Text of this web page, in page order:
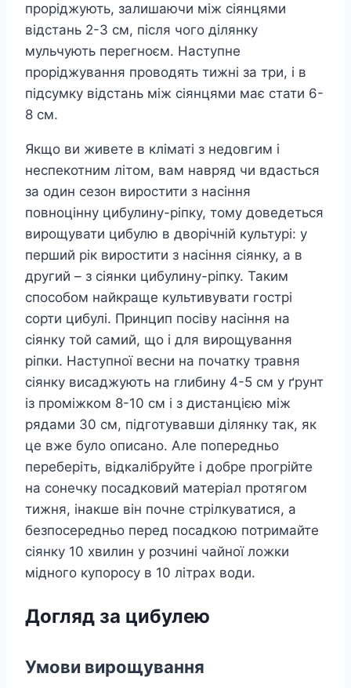
проріджують, залишаючи між сіянцями
відстань 2-3 см, після чого ділянку
мульчують перегноєм. Наступне
проріджування проводять тижні за три, і в
підсумку відстань між сіянцями має стати 6-
8 см.
Якщо ви живете в кліматі з недовгим і
неспекотним літом, вам навряд чи вдасться
за один сезон виростити з насіння
повноцінну цибулину-ріпку, тому доведеться
вирощувати цибулю в дворічній культурі: у
перший рік виростити з насіння сіянку, а в
другий – з сіянки цибулину-ріпку. Таким
способом найкраще культивувати гострі
сорти цибулі. Принцип посіву насіння на
сіянку той самий, що і для вирощування
ріпки. Наступної весни на початку травня
сіянку висаджують на глибину 4-5 см у ґрунт
із проміжком 8-10 см і з дистанцією між
рядами 30 см, підготувавши ділянку так, як
це вже було описано. Але попередньо
переберіть, відкалібруйте і добре прогрійте
на сонечку посадковий матеріал протягом
тижня, інакше він почне стрілкуватися, а
безпосередньо перед посадкою потримайте
сіянку 10 хвилин у розчині чайної ложки
мідного купоросу в 10 літрах води.
Догляд за цибулею
Умови вирощування